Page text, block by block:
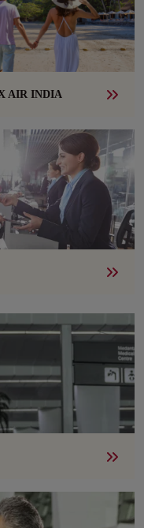
AIR INDIA